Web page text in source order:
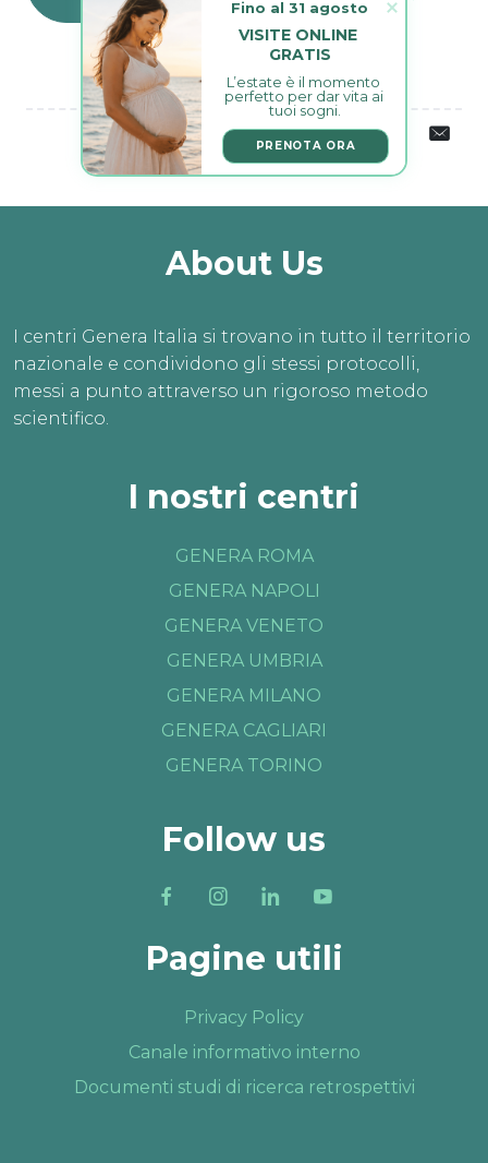
About Us
I centri Genera Italia si trovano in tutto il territorio
nazionale e condividono gli stessi protocolli,
messi a punto attraverso un rigoroso metodo
scientifico.
I nostri centri
GENERA ROMA
GENERA NAPOLI
GENERA VENETO
GENERA UMBRIA
GENERA MILANO
GENERA CAGLIARI
GENERA TORINO
Follow us
Pagine utili
Privacy Policy
Canale informativo interno
Documenti studi di ricerca retrospettivi
VISITE ONLINE
GRATIS
L’estate è il momento
perfetto per dar vita ai
tuoi sogni.
PRENOTA ORA
Fino al 31 agosto